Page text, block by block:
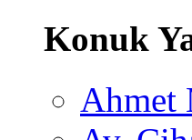
Konuk
Ahmet